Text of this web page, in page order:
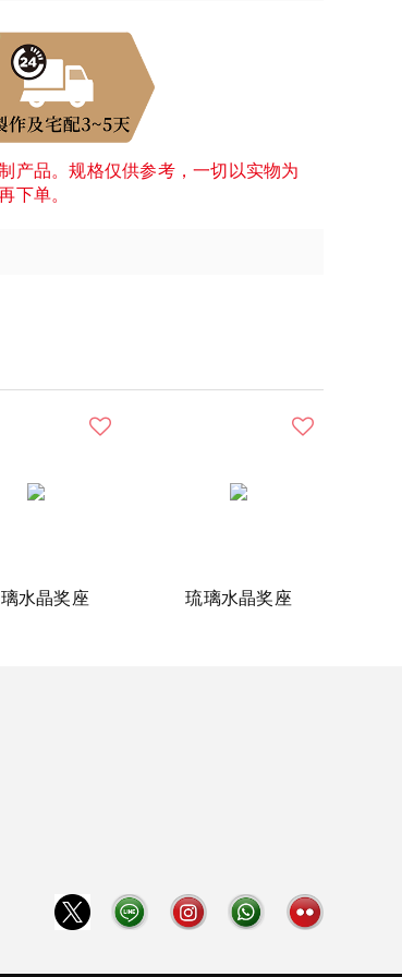
产品。规格仅供参考，一切以实物为
下单。
水晶奖座 琉璃水晶奖座